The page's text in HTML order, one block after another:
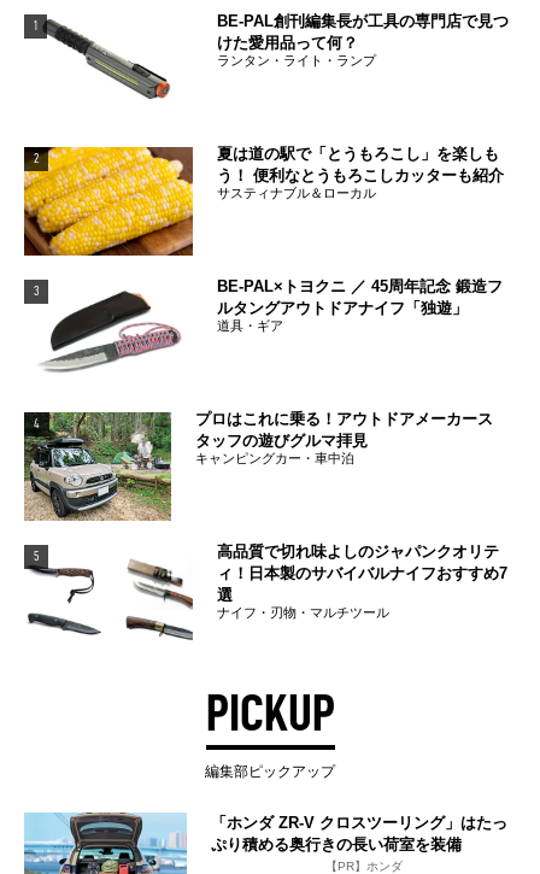
1
BE-PAL創刊編集長が工具の専門店で見つ
けた愛用品って何？
ランタン・ライト・ランプ
2
夏は道の駅で「とうもろこし」を楽しも
う！ 便利なとうもろこしカッターも紹介
サスティナブル＆ローカル
3
BE-PAL×トヨクニ ／ 45周年記念 鍛造フ
ルタングアウトドアナイフ「独遊」
道具・ギア
4
プロはこれに乗る！アウトドアメーカース
タッフの遊びグルマ拝見
キャンピングカー・車中泊
5
高品質で切れ味よしのジャパンクオリテ
ィ！日本製のサバイバルナイフおすすめ7
選
ナイフ・刃物・マルチツール
PICKUP
編集部ピックアップ
「ホンダ ZR-V クロスツーリング」はたっ
ぷり積める奥行きの長い荷室を装備
【PR】ホンダ